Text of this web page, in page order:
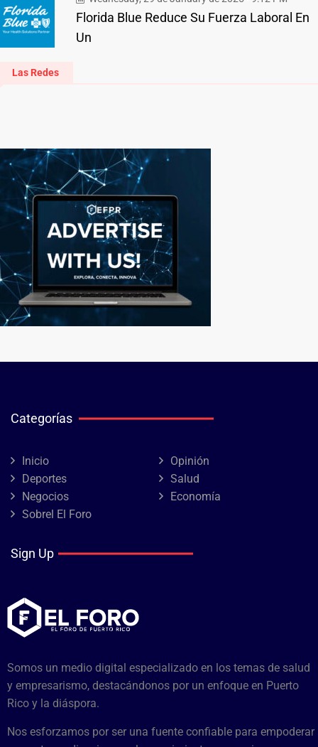
Florida Blue Reduce Su Fuerza Laboral En
Un
Las Redes
Categorías
Inicio
Opinión
Deportes
Salud
Negocios
Economía
Sobrel El Foro
Sign Up
Somos un medio digital especializado en los temas de salud
y empresarismo, destacándonos por un enfoque en Puerto
Rico y la diáspora.
Nos esforzamos por ser una fuente confiable para empoderar